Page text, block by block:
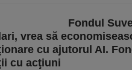
Fondul
vrea să
cu ajutorul AI.
cu acţiuni